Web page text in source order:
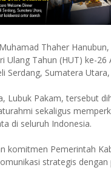
Thaher
Tahun (HUT) ke-
Serdang, Sumatera
Lubuk Pakam, tersebut
sekaligus
di seluruh Indonesia.
komitmen Pemerintah
strategis